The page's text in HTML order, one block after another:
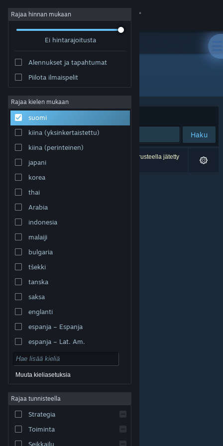
Kirjaudu sisään
Tietoa
Tuki
Vaihda kieli
Hanki Steam-mobiilisovellus
Näytä työpöytäsivusto
© Valve Corporation. Kaikki oikeudet pidätetään. Kaikki
Yhdysvalloissa ja kaikkialla maailmassa.
Helppokäyttötoiminnot
Hyvitykset|Evästeet
Rajaa hinnan mukaan
Ei hintarajoitusta
Alennukset ja tapahtumat
Piilota ilmaispelit
Rajaa kielen mukaan
suomi
kiina (yksinkertaistettu)
kiina (perinteinen)
japani
korea
thai
Arabia
indonesia
malaiji
bulgaria
tšekki
tanska
saksa
englanti
espanja – Espanja
espanja – Lat. Am.
Muuta kieliasetuksia
Rajaa tunnisteella
Strategia
Toiminta
Seikkailu
Kehittäjä: TEAM OF DUMPY
Järjestelyperuste
Haku
0 tulosta vastaa hakuasi. 1 peli on asetustesi perusteella jätetty
pois.